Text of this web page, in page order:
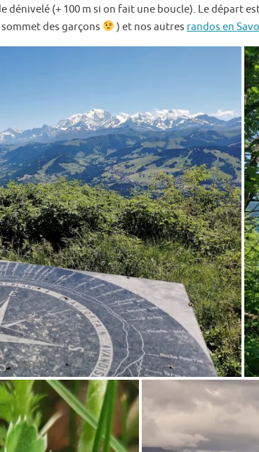
dénivelé (+ 100 m si on fait une boucle). Le départ
des garçons ) et nos autres randos en